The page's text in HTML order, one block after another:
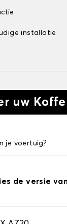
installatie
uw
je voertuig?
de versie